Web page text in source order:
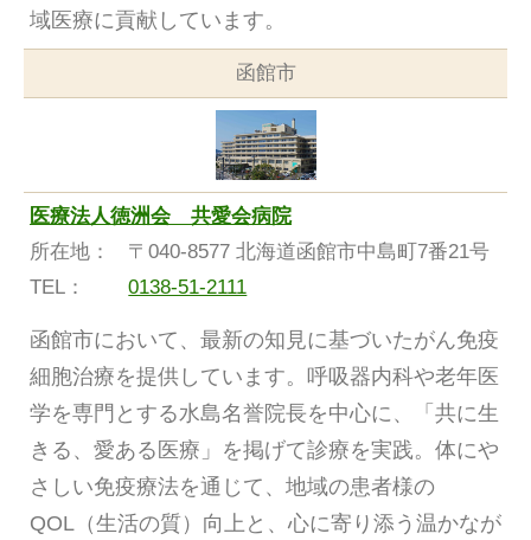
域医療に貢献しています。
函館市
医療法人徳洲会 共愛会病院
所在地：
〒040-8577 北海道函館市中島町7番21号
TEL：
0138-51-2111
函館市において、最新の知見に基づいたがん免疫
細胞治療を提供しています。呼吸器内科や老年医
学を専門とする水島名誉院長を中心に、「共に生
きる、愛ある医療」を掲げて診療を実践。体にや
さしい免疫療法を通じて、地域の患者様の
QOL（生活の質）向上と、心に寄り添う温かなが